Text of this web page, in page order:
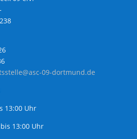
09-dortmund.de
13:00 Uhr
13:00 Uhr